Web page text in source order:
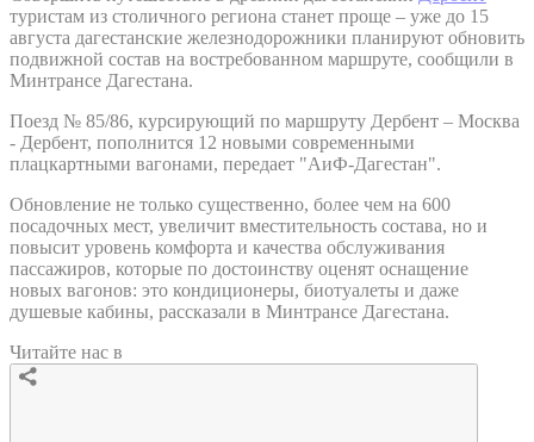
туристам из столичного региона станет проще – уже до 15
августа дагестанские железнодорожники планируют обновить
подвижной состав на востребованном маршруте, сообщили в
Минтрансе Дагестана.
Поезд № 85/86, курсирующий по маршруту Дербент – Москва
- Дербент, пополнится 12 новыми современными
плацкартными вагонами, передает "АиФ-Дагестан".
Обновление не только существенно, более чем на 600
посадочных мест, увеличит вместительность состава, но и
повысит уровень комфорта и качества обслуживания
пассажиров, которые по достоинству оценят оснащение
новых вагонов: это кондиционеры, биотуалеты и даже
душевые кабины, рассказали в Минтрансе Дагестана.
Читайте нас в